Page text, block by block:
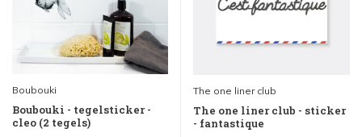
Boubouki
Boubouki - tegelsticker -
cleo (2 tegels)
The one liner club
The one liner club - sticker
- fantastique